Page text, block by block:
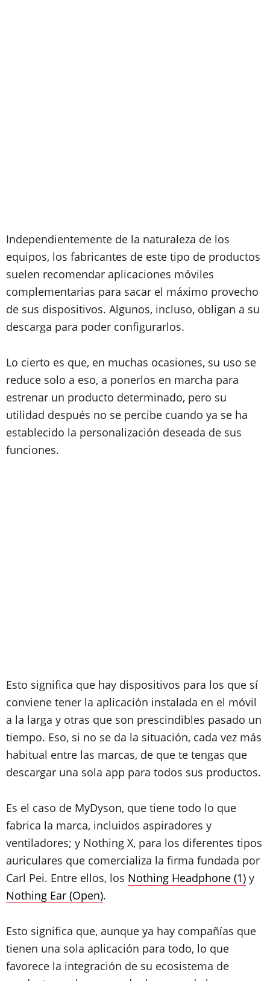
Independientemente de la naturaleza de los
equipos, los fabricantes de este tipo de productos
suelen recomendar aplicaciones móviles
complementarias para sacar el máximo provecho
de sus dispositivos. Algunos, incluso, obligan a su
descarga para poder configurarlos.
Lo cierto es que, en muchas ocasiones, su uso se
reduce solo a eso, a ponerlos en marcha para
estrenar un producto determinado, pero su
utilidad después no se percibe cuando ya se ha
establecido la personalización deseada de sus
funciones.
Esto significa que hay dispositivos para los que sí
conviene tener la aplicación instalada en el móvil
a la larga y otras que son prescindibles pasado un
tiempo. Eso, si no se da la situación, cada vez más
habitual entre las marcas, de que te tengas que
descargar una sola app para todos sus productos.
Es el caso de MyDyson, que tiene todo lo que
fabrica la marca, incluidos aspiradores y
ventiladores; y Nothing X, para los diferentes tipos
auriculares que comercializa la firma fundada por
Carl Pei. Entre ellos, los Nothing Headphone (1) y
Nothing Ear (Open).
Esto significa que, aunque ya hay compañías que
tienen una sola aplicación para todo, lo que
favorece la integración de su ecosistema de